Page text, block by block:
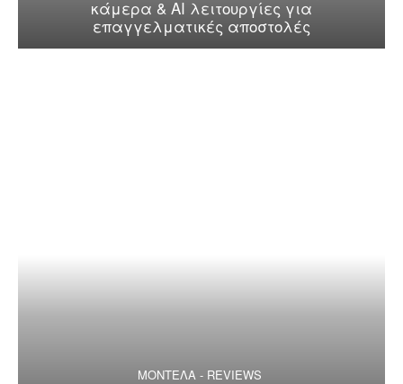
κάμερα & AI λειτουργίες για
επαγγελματικές αποστολές
ΜΟΝΤΕΛΑ - REVIEWS